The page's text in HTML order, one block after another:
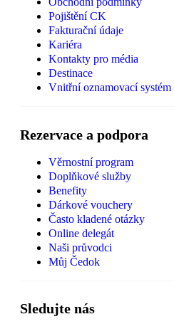
Pojištění CK
Fakturační údaje
Kariéra
Kontakty pro média
Destinace
Vnitřní oznamovací systém
Rezervace a podpora
Věrnostní program
Doplňkové služby
Benefity
Dárkové vouchery
Často kladené otázky
Online delegát
Naši průvodci
Můj Čedok
Sledujte nás